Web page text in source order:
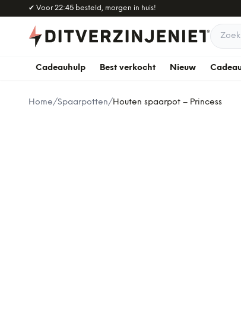
Naar hoofdinhoud
✔ Voor 22:45 besteld, morgen in huis!
Zoek
Cadeauhulp Best verkocht Nieuw
Home/Spaarpotten/Houten spaarpot – Princess